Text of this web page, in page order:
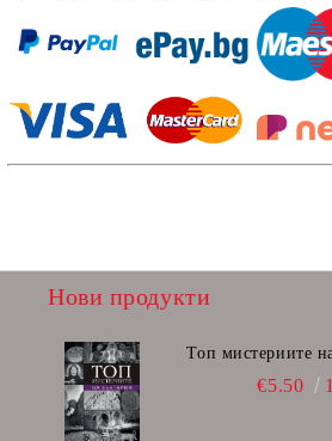
Нови продукти
Топ мистериите
€5.50